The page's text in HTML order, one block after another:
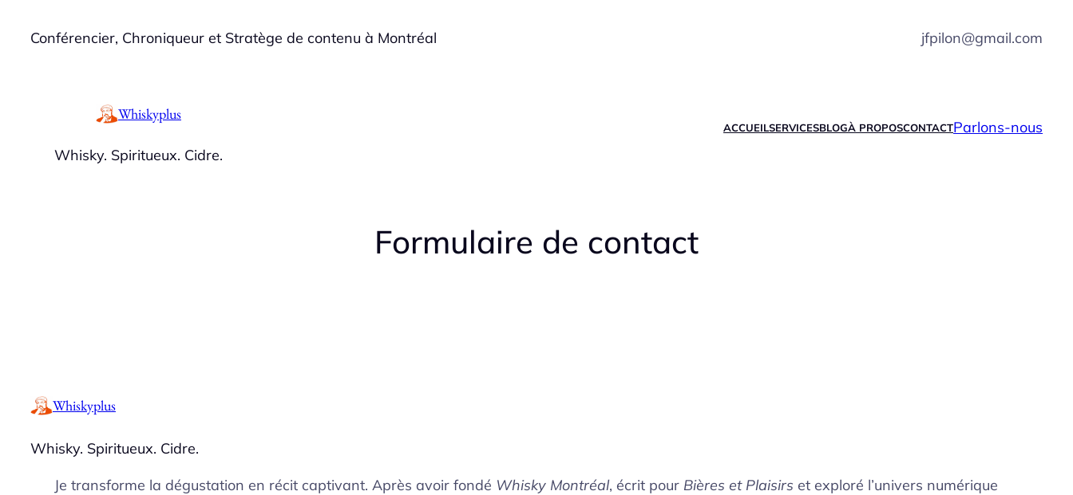
Conférencier, Chroniqueur et Stratège de contenu à Montréal jfpilon@gmail.com
Whiskyplus
Whisky. Spiritueux. Cidre.
ACCUEILSERVICESBLOGÀ PROPOSCONTACTParlons-nous
Formulaire de contact
Whiskyplus
Whisky. Spiritueux. Cidre.
Je transforme la dégustation en récit captivant. Après avoir fondé Whisky Montréal, écrit pour Bières et Plaisirs et exploré l’univers numérique